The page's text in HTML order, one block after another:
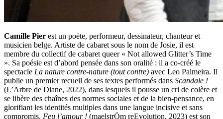
Camille Pier est un poète, performeur, dessinateur, chanteur et
musicien belge. Artiste de cabaret sous le nom de Josie, il est
membre du collectif de cabaret queer « Not allowed Glitter’s Time
». Sa poésie est d’abord pensée dans son oralité : il a co-créé le
spectacle La nature contre-nature (tout contre) avec Leo Palmeira. Il
publie un premier recueil de ses textes performés dans Scandale !
(L’Arbre de Diane, 2022), dans lesquels il pousse un cri de colère et
se libère des chaînes des normes sociales et de la bien-pensance, en
glorifiant les identités multiples dans une langue incisive et sans
compromis. Feu l’amour ! (maelstrÖm reEvolution, 2023) est son